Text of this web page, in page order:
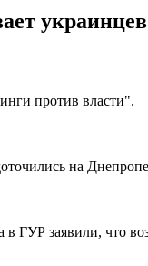
против власти".
на
ГУР заявили, что